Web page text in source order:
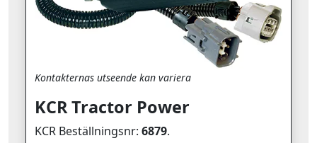
Kontakternas utseende kan variera
KCR Tractor Power
KCR Beställningsnr: 6879.